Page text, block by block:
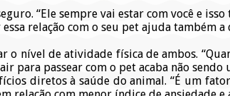
“Ele sempre vai estar com você e
relação com o seu pet ajuda também
o nível de atividade física de ambos.
para passear com o pet acaba não
diretos à saúde do animal. “É um